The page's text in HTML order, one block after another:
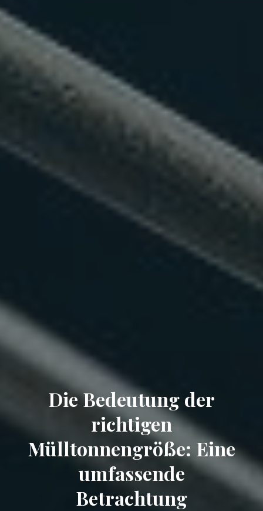
Die Bedeutung der
richtigen
Mülltonnengröße: Eine
umfassende
Betrachtung